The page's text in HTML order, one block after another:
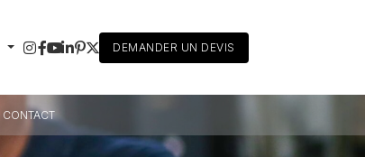
DEMANDER UN DEVIS
CONTACT